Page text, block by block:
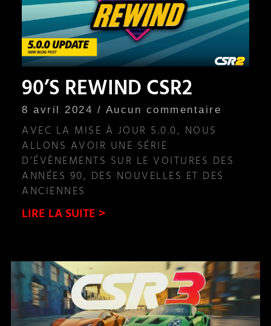
90’S REWIND CSR2
8 avril 2024 Aucun commentaire
AVEC LA MISE À JOUR 5.0.0, NOUS
ALLONS AVOIR UNE SÉRIE
D’ÉVÈNEMENTS SUR LE VOITURES DES
ANNÉES 90, DES NOUVELLES ET DES
ANCIENNES
LIRE LA SUITE >